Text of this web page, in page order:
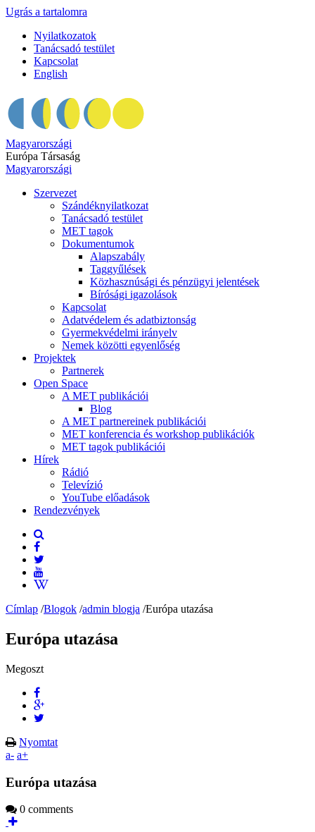
Ugrás a tartalomra
Nyilatkozatok
Tanácsadó testület
Kapcsolat
English
Magyarországi
Európa Társaság
Magyarországi
Szervezet
Szándéknyilatkozat
Tanácsadó testület
MET tagok
Dokumentumok
Alapszabály
Taggyűlések
Közhasznúsági és pénzügyi jelentések
Bírósági igazolások
Kapcsolat
Adatvédelem és adatbiztonság
Gyermekvédelmi irányelv
Nemek közötti egyenlőség
Projektek
Partnerek
Open Space
A MET publikációi
Blog
A MET partnereinek publikációi
MET konferencia és workshop publikációk
MET tagok publikációi
Hírek
Rádió
Televízió
YouTube előadások
Rendezvények
Címlap /Blogok /admin blogja /Európa utazása
Európa utazása
Megoszt
Nyomtat
a- a+
Európa utazása
0 comments